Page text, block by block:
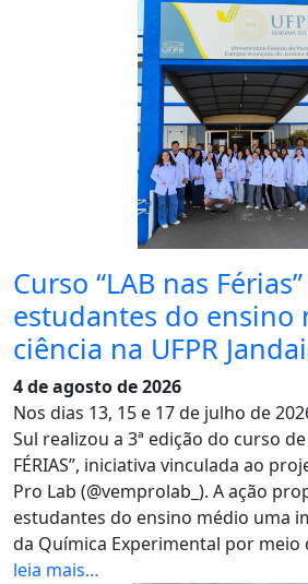
Curso “LAB nas
estudantes do ensino
ciência na UFPR
4 de agosto de 2026
Nos dias 13, 15 e 17 de julho de
Sul realizou a 3ª edição do curso de
FÉRIAS”, iniciativa vinculada ao
Pro Lab (@vemprolab_). A ação
estudantes do ensino médio uma
da Química Experimental por meio
leia mais…